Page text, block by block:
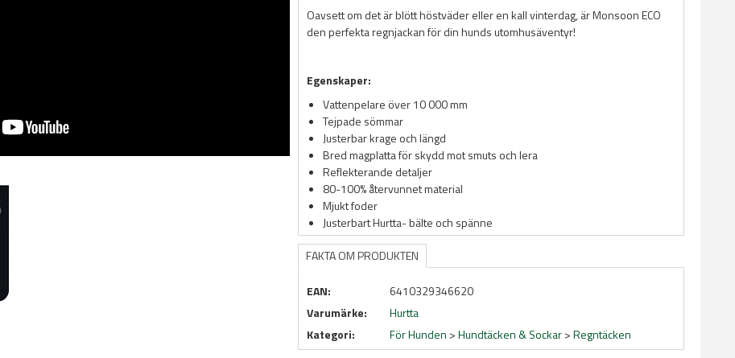
Oavsett om det är blött höstväder eller en kall vinterdag, är Monsoon ECO
den perfekta regnjackan för din hunds utomhusäventyr!
Egenskaper:
Vattenpelare över 10 000 mm
Tejpade sömmar
Justerbar krage och längd
Bred magplatta för skydd mot smuts och lera
Reflekterande detaljer
80-100% återvunnet material
Mjukt foder
Justerbart Hurtta- bälte och spänne
FAKTA OM PRODUKTEN
EAN:
6410329346620
Varumärke:
Hurtta
Kategori:
För Hunden >Hundtäcken & Sockar>Regntäcken